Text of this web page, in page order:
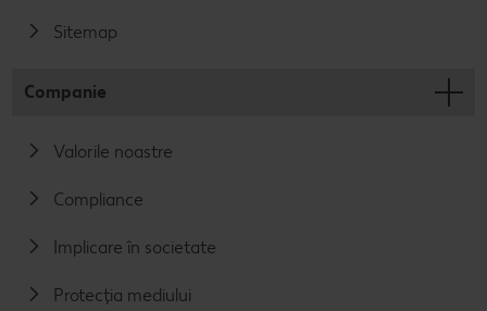
Sitemap
Companie
Valorile noastre
Compliance
Implicare în societate
Protecția mediului